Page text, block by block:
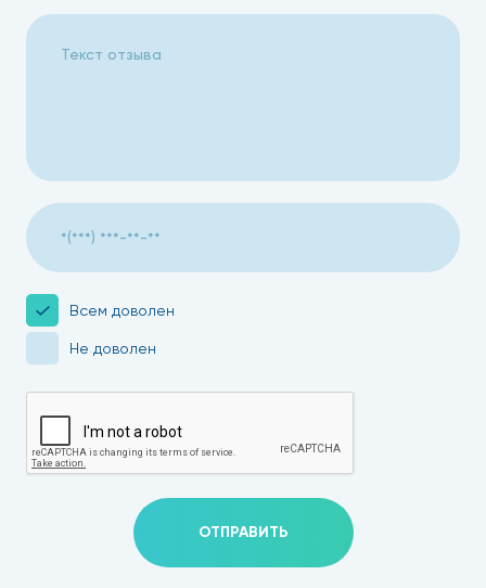
Всем доволен
Не доволен
ОТПРАВИТЬ